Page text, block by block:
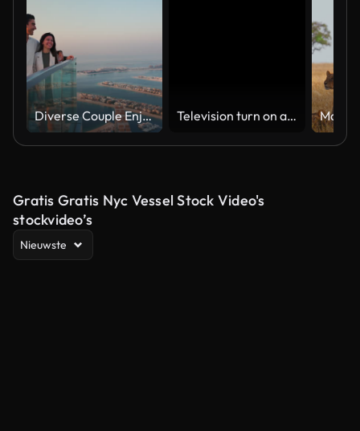
Diverse Couple Enjoying Sunset Views from High Rise Sky Deck Overlooking Palm Jumeirah Television turn on and off. Switch on tv effect, switch off tv effect. Turn on Lcd TV effect, turn off TV effect . Led Tv on and off on black background
Gratis Gratis Nyc Vessel Stock Video's
stockvideo’s
Nieuwste